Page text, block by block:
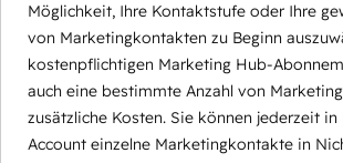
Möglichkeit, Ihre Kontaktstufe oder Ihre
von Marketingkontakten zu Beginn
kostenpflichtigen Marketing Hub-
auch eine bestimmte Anzahl von
zusätzliche Kosten. Sie können jederzeit
Account einzelne Marketingkontakte in